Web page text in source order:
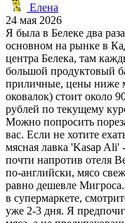
Елена
24 мая 2026
Я была в Белеке два
основном на рынке в
центра Белека, там
большой продуктовый
приличные, цены ниже
оковалок) стоит около
рублей по текущему
Можно попросить
вас. Если не хотите
мясная лавка 'Kasap Ali'
почти напротив отеля
по-английски, мясо
равно дешевле
в супермаркете,
уже 2-3 дня. Я